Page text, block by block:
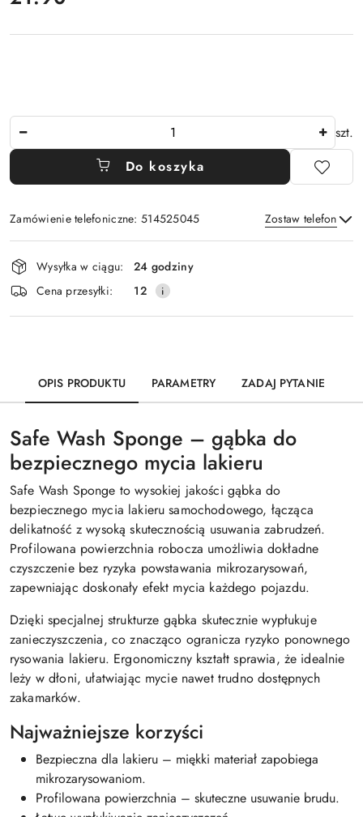
szt.
Do koszyka
Zamówienie telefoniczne: 514525045 Zostaw telefon
Wyślij
Dostępność
i
dostawa
Wysyłka w ciągu:
24 godziny
Cena przesyłki:
12
OPIS PRODUKTU PARAMETRY ZADAJ PYTANIE
Safe Wash Sponge – gąbka do
bezpiecznego mycia lakieru
Safe Wash Sponge to wysokiej jakości gąbka do
bezpiecznego mycia lakieru samochodowego, łącząca
delikatność z wysoką skutecznością usuwania zabrudzeń.
Profilowana powierzchnia robocza umożliwia dokładne
czyszczenie bez ryzyka powstawania mikrozarysowań,
zapewniając doskonały efekt mycia każdego pojazdu.
Dzięki specjalnej strukturze gąbka skutecznie wypłukuje
zanieczyszczenia, co znacząco ogranicza ryzyko ponownego
rysowania lakieru. Ergonomiczny kształt sprawia, że idealnie
leży w dłoni, ułatwiając mycie nawet trudno dostępnych
zakamarków.
Najważniejsze korzyści
Bezpieczna dla lakieru – miękki materiał zapobiega
mikrozarysowaniom.
Profilowana powierzchnia – skuteczne usuwanie brudu.